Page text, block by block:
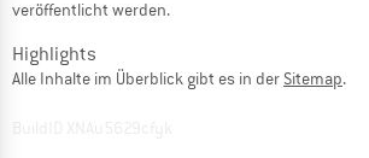
veröffentlicht werden.
Highlights
Alle Inhalte im Überblick gibt es in der Sitemap.